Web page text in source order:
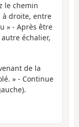
le chemin
à droite, entre
» - Après être
échalier,
de la
» - Continue